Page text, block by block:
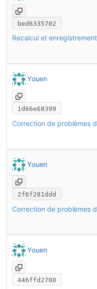
bed6335702
Youen
1d66e68399
Youen
2f6f281ddd
Youen
446ffd2700